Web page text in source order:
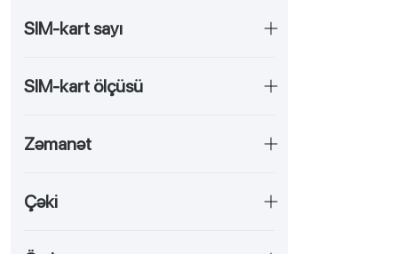
SIM-kart sayı
SIM-kart ölçüsü
Zәmanәt
Çəki